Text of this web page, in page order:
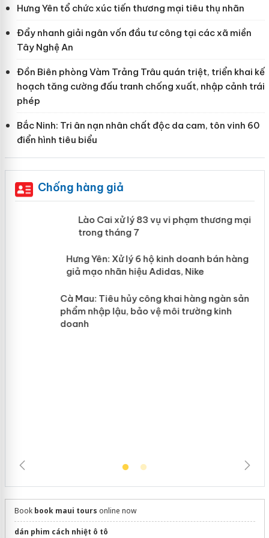
Hưng Yên tổ chức xúc tiến thương mại tiêu thụ nhãn
Đẩy nhanh giải ngân vốn đầu tư công tại các xã miền
Tây Nghệ An
Đồn Biên phòng Vàm Trảng Trâu quán triệt, triển khai kế
hoạch tăng cường đấu tranh chống xuất, nhập cảnh trái
phép
Bắc Ninh: Tri ân nạn nhân chất độc da cam, tôn vinh 60
điển hình tiêu biểu
Chống hàng giả
Lào Cai xử lý 83 vụ vi phạm thương
mại trong tháng 7
Hưng Yên: Xử lý 6 hộ kinh doanh bán
hàng giả mạo nhãn hiệu Adidas, Nike
Book book maui tours online now
dán phim cách nhiệt ô tô